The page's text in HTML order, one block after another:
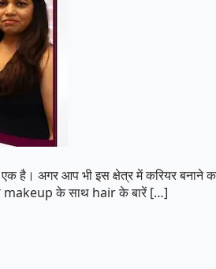
है। अगर आप भी इस क्षेत्र में करियर
makeup के साथ hair के बारें […]